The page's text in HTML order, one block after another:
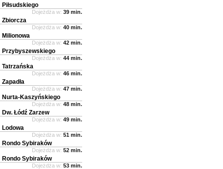
Piłsudskiego
Dojeżdża w: 39 min.
Zbiorcza
Dojeżdża w: 40 min.
Milionowa
Dojeżdża w: 42 min.
Przybyszewskiego
Dojeżdża w: 44 min.
Tatrzańska
Dojeżdża w: 46 min.
Zapadła
Dojeżdża w: 47 min.
Nurta-Kaszyńskiego
Dojeżdża w: 48 min.
Dw. Łódź Zarzew
Dojeżdża w: 49 min.
Lodowa
Dojeżdża w: 51 min.
Rondo Sybiraków
Dojeżdża w: 52 min.
Rondo Sybiraków
Dojeżdża w: 53 min.